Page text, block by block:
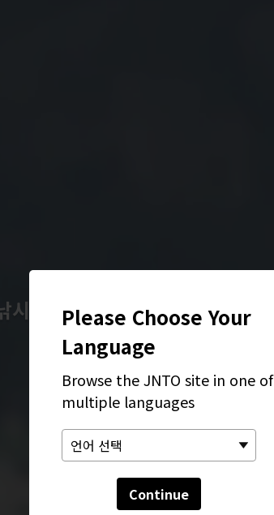
Please Choose Your
Language
Browse the JNTO site in one of
multiple languages
Continue
시 체험 기회가 많은 여행지